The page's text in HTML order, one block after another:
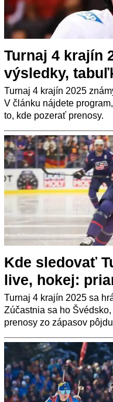
Turnaj 4 krajín
výsledky,
Turnaj 4 krajín 2025
V článku nájdete
to, kde pozerať prenosy.
Kde sledovať
live, hokej:
Turnaj 4 krajín 2025 sa
Zúčastnia sa ho
prenosy zo zápasov